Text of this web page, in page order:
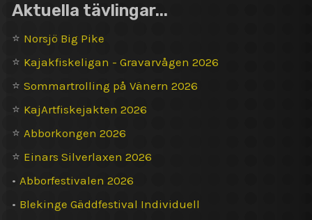
Aktuella tävlingar...
⭐ Norsjö Big Pike
⭐ Kajakfiskeligan - Gravarvågen 2026
⭐ Sommartrolling på Vänern 2026
⭐ KajArtfiskejakten 2026
⭐ Abborkongen 2026
⭐ Einars Silverlaxen 2026
• Abborfestivalen 2026
• Blekinge Gäddfestival Individuell